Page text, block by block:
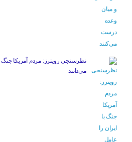
نظرسنجی رویترز: مردم آمریکا جنگ
می‌دانند